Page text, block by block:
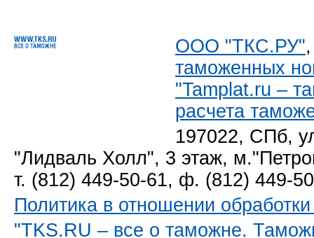
ООО "ТКС.РУ"
таможенных
"Tamplat.ru –
расчета
197022, СПб,
"Лидваль Холл", 3 этаж,
т. (812) 449-50-61, ф. (812) 449-
Политика в отношении
"TKS.RU – все о таможне.